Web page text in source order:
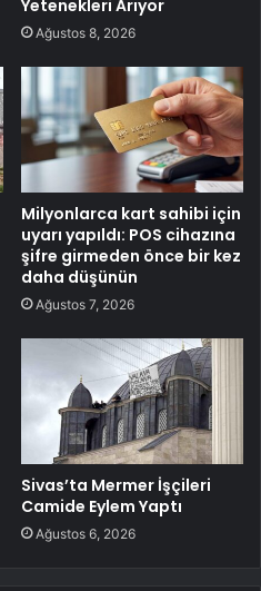
Yetenekleri Arıyor
Ağustos 8, 2026
Milyonlarca kart sahibi için
uyarı yapıldı: POS cihazına
şifre girmeden önce bir kez
daha düşünün
Ağustos 7, 2026
Sivas’ta Mermer İşçileri
Camide Eylem Yaptı
Ağustos 6, 2026